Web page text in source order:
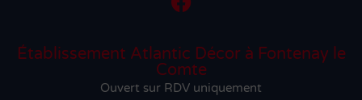
Établissement Atlantic Décor à Fontenay le
Comte
Ouvert sur RDV uniquement